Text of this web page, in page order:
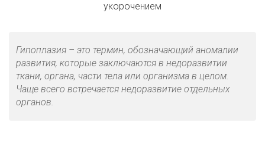
укорочением
Гипоплазия – это термин, обозначающий аномалии
развития, которые заключаются в недоразвитии
ткани, органа, части тела или организма в целом.
Чаще всего встречается недоразвитие отдельных
органов.